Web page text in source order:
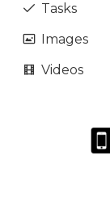
Tasks
Images
Videos